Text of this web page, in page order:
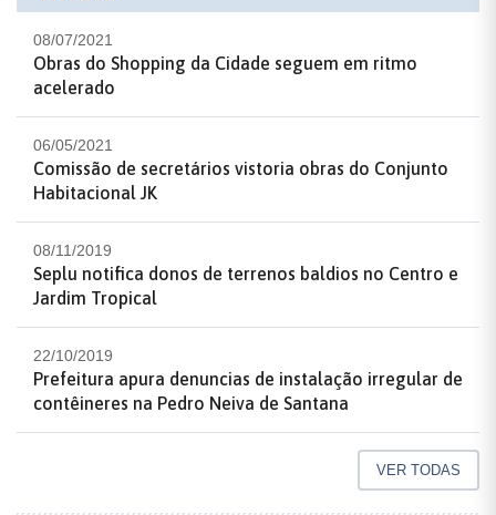
08/07/2021
Obras do Shopping da Cidade seguem em ritmo
acelerado
06/05/2021
Comissão de secretários vistoria obras do Conjunto
Habitacional JK
08/11/2019
Seplu notifica donos de terrenos baldios no Centro e
Jardim Tropical
22/10/2019
Prefeitura apura denuncias de instalação irregular de
contêineres na Pedro Neiva de Santana
VER TODAS